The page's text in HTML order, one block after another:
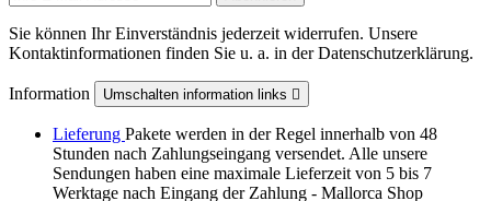
Sie können Ihr Einverständnis jederzeit widerrufen. Unsere
Kontaktinformationen finden Sie u. a. in der Datenschutzerklärung.
Information Umschalten information links 
Lieferung Pakete werden in der Regel innerhalb von 48
Stunden nach Zahlungseingang versendet. Alle unsere
Sendungen haben eine maximale Lieferzeit von 5 bis 7
Werktage nach Eingang der Zahlung - Mallorca Shop